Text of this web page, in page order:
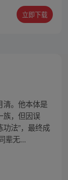
立即下载
清。他本体是
族，但因误
功法”，最终成
辈无...